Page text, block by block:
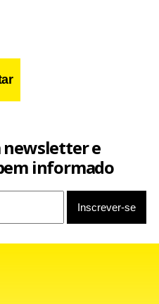
newsletter e
informado